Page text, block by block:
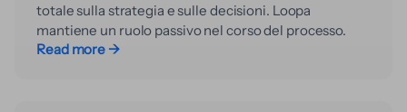
totale sulla strategia e sulle decisioni. Loopa
mantiene un ruolo passivo nel corso del processo.
Read more →